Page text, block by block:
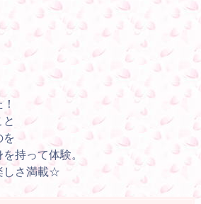
を
持って体験。
しさ満載☆